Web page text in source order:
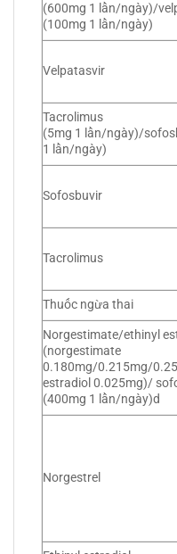
(600mg 1 lần/ngày)/
(100mg 1 lần/ngày)
Velpatasvir
Tacrolimus
(5mg 1 lần/ngày)/
1 lần/ngày)
Sofosbuvir
Tacrolimus
Thuốc ngừa thai
Norgestimate/ethinyl
(norgestimate
0.180mg/0.215mg/
estradiol 0.025mg)/
(400mg 1 lần/ngày)d
Norgestrel